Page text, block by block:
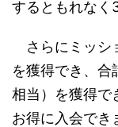
するともれなく
さらにミッシ
を獲得でき、
相当）を獲得で
お得に入会でき